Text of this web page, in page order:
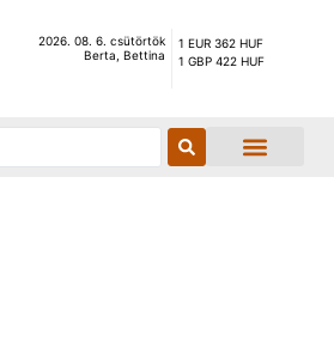
2026. 08. 6. csütörtök
Berta, Bettina
1 EUR 362 HUF
1 GBP 422 HUF